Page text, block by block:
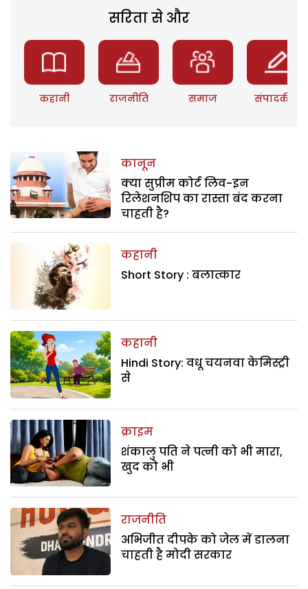
सरिता से और
कहानी राजनीति समाज संपादकीय
कानून
क्या सुप्रीम कोर्ट लिव-इन
रिलेशनशिप का रास्ता बंद करना
चाहती है?
कहानी
Short Story : बलात्कार
कहानी
Hindi Story: वधू चयनवा केमिस्ट्री
से
क्राइम
शंकालु पति ने पत्नी को भी मारा,
खुद को भी
राजनीति
अभिजीत दीपके को जेल में डालना
चाहती है मोदी सरकार